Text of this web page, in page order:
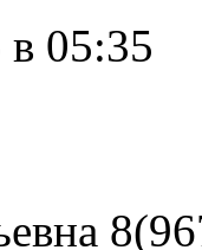
в 05:35